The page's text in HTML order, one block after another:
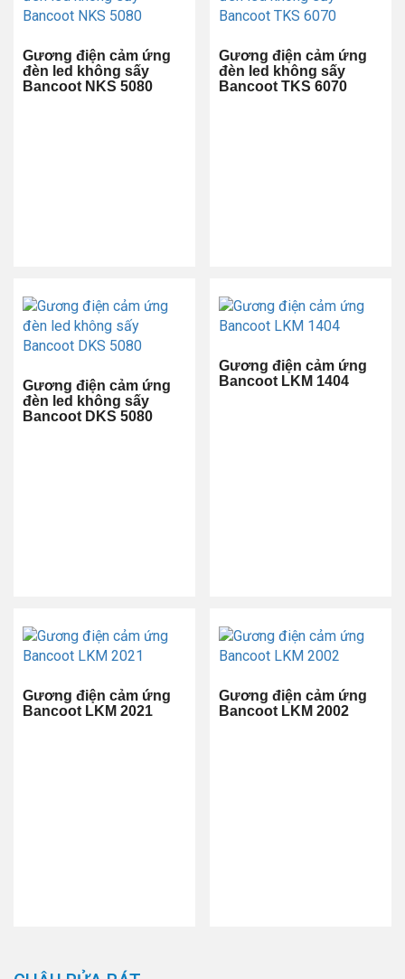
Gương điện cảm ứng
đèn led không sấy
Bancoot NKS 5080
Gương điện cảm ứng
đèn led không sấy
Bancoot TKS 6070
Gương điện cảm ứng
đèn led không sấy
Bancoot DKS 5080
Gương điện cảm ứng
Bancoot LKM 1404
Gương điện cảm ứng
Bancoot LKM 2021
Gương điện cảm ứng
Bancoot LKM 2002